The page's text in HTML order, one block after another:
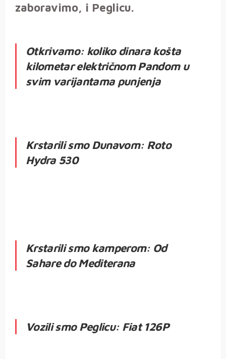
zaboravimo, i Peglicu.
Otkrivamo: koliko dinara košta
kilometar električnom Pandom u
svim varijantama punjenja
Krstarili smo Dunavom: Roto
Hydra 530
Krstarili smo kamperom: Od
Sahare do Mediterana
Vozili smo Peglicu: Fiat 126P